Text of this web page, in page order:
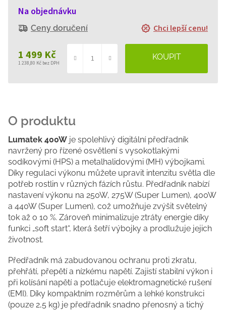
1 499 Kč
1 238,80 Kč bez DPH
cena:
Na objednávku
Ceny doručení Chci lepší cenu!
Lumatek 400W je spolehlivý digitální předřadník
navržený pro řízené osvětlení s vysokotlakými
sodíkovými (HPS) a metalhalidovými (MH) výbojkami.
Díky regulaci výkonu můžete upravit intenzitu světla dle
potřeb rostlin v různých fázích růstu. Předřadník nabízí
nastavení výkonu na 250W, 275W (Super Lumen), 400W
a 440W (Super Lumen), což umožňuje zvýšit světelný
tok až o 10 %. Zároveň minimalizuje ztráty energie díky
funkci „soft start“, která šetří výbojky a prodlužuje jejich
životnost.
Předřadník má zabudovanou ochranu proti zkratu,
přehřátí, přepětí a nízkému napětí. Zajistí stabilní výkon i
při kolísání napětí a potlačuje elektromagnetické rušení
(EMI). Díky kompaktním rozměrům a lehké konstrukci
(pouze 2,5 kg) je předřadník snadno přenosný a tichý